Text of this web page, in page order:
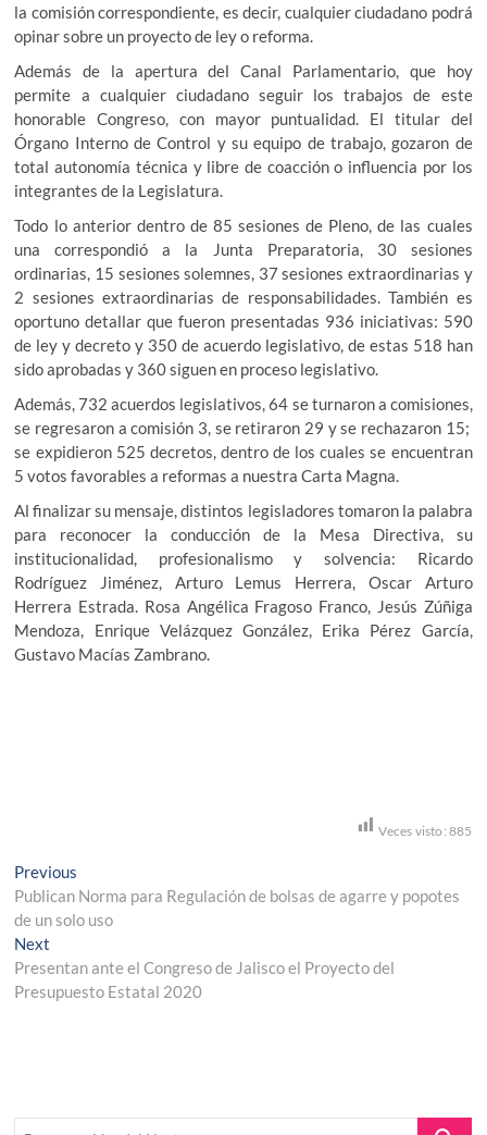
la comisión correspondiente, es decir, cualquier ciudadano podrá
opinar sobre un proyecto de ley o reforma.
Además de la apertura del Canal Parlamentario, que hoy
permite a cualquier ciudadano seguir los trabajos de este
honorable Congreso, con mayor puntualidad. El titular del
Órgano Interno de Control y su equipo de trabajo, gozaron de
total autonomía técnica y libre de coacción o influencia por los
integrantes de la Legislatura.
Todo lo anterior dentro de 85 sesiones de Pleno, de las cuales
una correspondió a la Junta Preparatoria, 30 sesiones
ordinarias, 15 sesiones solemnes, 37 sesiones extraordinarias y
2 sesiones extraordinarias de responsabilidades. También es
oportuno detallar que fueron presentadas 936 iniciativas: 590
de ley y decreto y 350 de acuerdo legislativo, de estas 518 han
sido aprobadas y 360 siguen en proceso legislativo.
Además, 732 acuerdos legislativos, 64 se turnaron a comisiones,
se regresaron a comisión 3, se retiraron 29 y se rechazaron 15;
se expidieron 525 decretos, dentro de los cuales se encuentran
5 votos favorables a reformas a nuestra Carta Magna.
Al finalizar su mensaje, distintos legisladores tomaron la palabra
para reconocer la conducción de la Mesa Directiva, su
institucionalidad, profesionalismo y solvencia: Ricardo
Rodríguez Jiménez, Arturo Lemus Herrera, Oscar Arturo
Herrera Estrada. Rosa Angélica Fragoso Franco, Jesús Zúñiga
Mendoza, Enrique Velázquez González, Erika Pérez García,
Gustavo Macías Zambrano.
Veces visto: 885
Navegación
de
entradas
Previous
post:
Publican Norma para Regulación de bolsas de agarre y popotes
de un solo uso
Next
post:
Presentan ante el Congreso de Jalisco el Proyecto del
Presupuesto Estatal 2020
Buscar